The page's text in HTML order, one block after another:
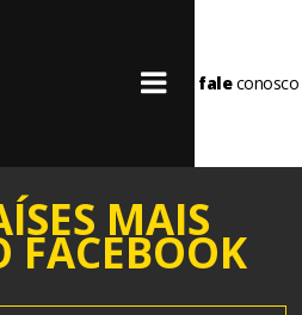
faleconosco
MAIS
FACEBOOK